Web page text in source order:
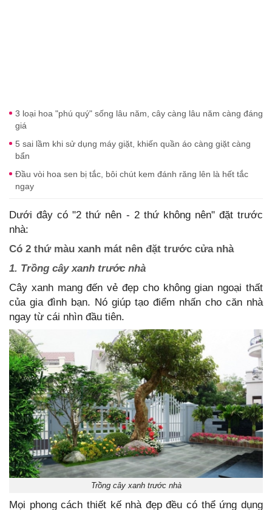
3 loại hoa "phú quý" sống lâu năm, cây càng lâu năm càng đáng
giá
5 sai lầm khi sử dụng máy giặt, khiến quần áo càng giặt càng
bẩn
Đầu vòi hoa sen bị tắc, bôi chút kem đánh răng lên là hết tắc
ngay
Dưới đây có "2 thứ nên - 2 thứ không nên" đặt trước
nhà:
Có 2 thứ màu xanh mát nên đặt trước cửa nhà
1. Trồng cây xanh trước nhà
Cây xanh mang đến vẻ đẹp cho không gian ngoại thất
của gia đình bạn. Nó giúp tạo điểm nhấn cho căn nhà
ngay từ cái nhìn đầu tiên.
Trồng cây xanh trước nhà
Mọi phong cách thiết kế nhà đẹp đều có thể ứng dụng